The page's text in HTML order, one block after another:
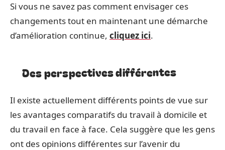
Si vous ne savez pas comment envisager ces
changements tout en maintenant une démarche
d’amélioration continue, cliquez ici.
Des perspectives différentes
Il existe actuellement différents points de vue sur
les avantages comparatifs du travail à domicile et
du travail en face à face. Cela suggère que les gens
ont des opinions différentes sur l’avenir du